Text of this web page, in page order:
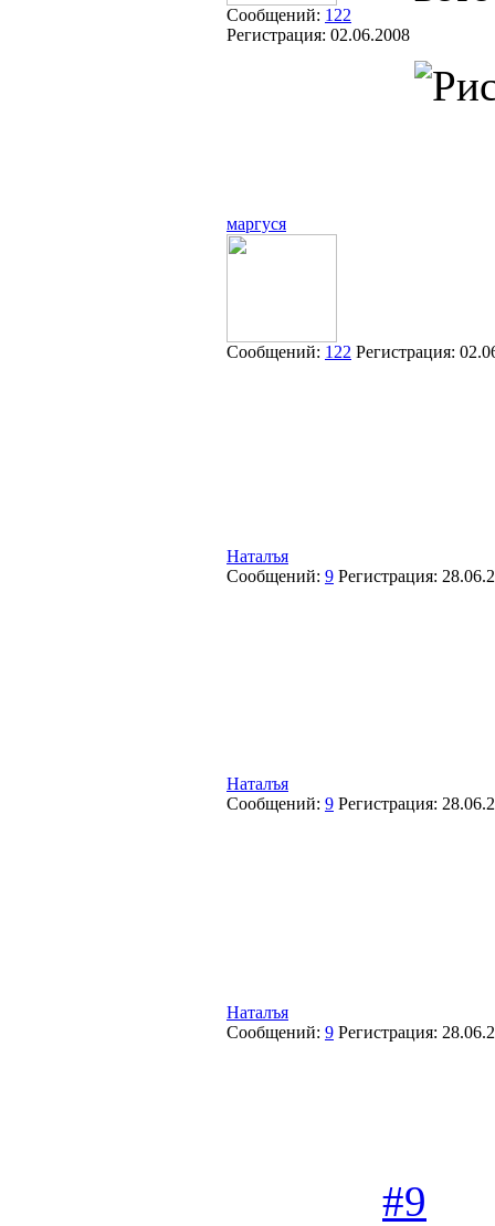
Сообщений: 122
Регистрация: 02.06.2008
маргуся
Сообщений: 122 Регистрация:
Наталъя
Сообщений: 9 Регистрация:
Наталъя
Сообщений: 9 Регистрация:
Наталъя
Сообщений: 9 Регистрация:
#9